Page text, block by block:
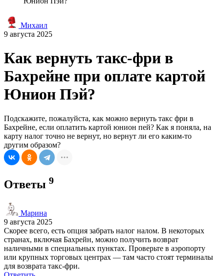
Михаил
9 августа 2025
Как вернуть такс-фри в
Бахрейне при оплате картой
Юнион Пэй?
Подскажите, пожалуйста, как можно вернуть такс фри в
Бахрейне, если оплатить картой юнион пей? Как я поняла, на
карту налог точно не вернут, но вернут ли его каким-то
другим образом?
Ответы 9
Марина
9 августа 2025
Скорее всего, есть опция забрать налог налом. В некоторых
странах, включая Бахрейн, можно получить возврат
наличными в специальных пунктах. Проверьте в аэропорту
или крупных торговых центрах — там часто стоят терминалы
для возврата такс-фри.